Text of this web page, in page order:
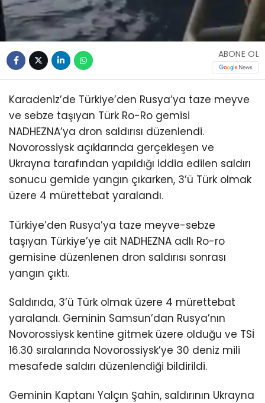
ABONE OL
Karadeniz’de Türkiye’den Rusya’ya taze meyve
ve sebze taşıyan Türk Ro-Ro gemisi
NADHEZNA’ya dron saldırısı düzenlendi.
Novorossiysk açıklarında gerçekleşen ve
Ukrayna tarafından yapıldığı iddia edilen saldırı
sonucu gemide yangın çıkarken, 3’ü Türk olmak
üzere 4 mürettebat yaralandı.
Türkiye’den Rusya’ya taze meyve-sebze
taşıyan Türkiye’ye ait NADHEZNA adlı Ro-ro
gemisine düzenlenen dron saldırısı sonrası
yangın çıktı.
Saldırıda, 3’ü Türk olmak üzere 4 mürettebat
yaralandı. Geminin Samsun’dan Rusya’nın
Novorossiysk kentine gitmek üzere olduğu ve TSİ
16.30 sıralarında Novorossiysk’ye 30 deniz mili
mesafede saldırı düzenlendiği bildirildi.
Geminin Kaptanı Yalçın Şahin, saldırının Ukrayna